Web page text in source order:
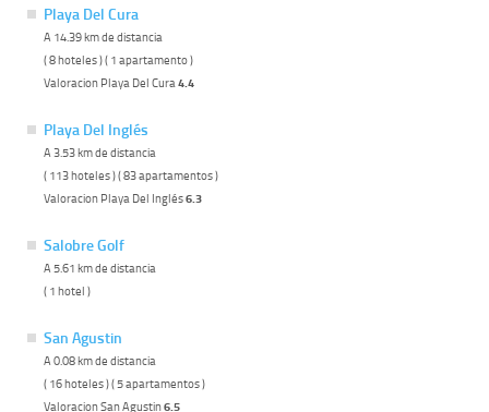
Playa Del Cura
A 14.39 km de distancia
( 8 hoteles ) ( 1 apartamento )
Valoracion Playa Del Cura4.4
Playa Del Inglés
A 3.53 km de distancia
( 113 hoteles ) ( 83 apartamentos )
Valoracion Playa Del Inglés6.3
Salobre Golf
A 5.61 km de distancia
( 1 hotel )
San Agustin
A 0.08 km de distancia
( 16 hoteles ) ( 5 apartamentos )
Valoracion San Agustin6.5